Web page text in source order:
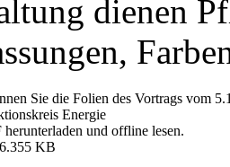
dienen
Sie die Folien des Vortrags vom
Energie
herunterladen und offline lesen.
KB